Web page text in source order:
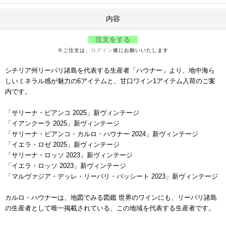
内容
注文をする
※ご注文は、 ログイン後にお願いいたします
シチリア州リーパリ諸島を代表する生産者「ハウナー」より、地中海ら
しいミネラル感が魅力の6アイテムと、甘口ワイン1アイテム入荷のご案
内です。
「サリーナ・ビアンコ 2025」新ヴィンテージ
「イアンクーラ 2025」新ヴィンテージ
「サリーナ・ビアンコ・カルロ・ハウナー 2024」新ヴィンテージ
「イエラ・ロゼ 2025」新ヴィンテージ
「サリーナ・ロッソ 2023」新ヴィンテージ
「イエラ・ロッソ 2023」新ヴィンテージ
「マルヴァジア・デッレ・リーパリ・パッシート 2023」新ヴィンテージ
カルロ・ハウナーは、地図でみる図鑑 世界のワインにも、リーパリ諸島
の生産者として唯一掲載されている、この地域を代表する生産者です。